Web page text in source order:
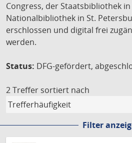
Congress, der Staatsbibliothek
Nationalbibliothek in St.
erschlossen und digital frei
werden.
Status: DFG-gefördert,
2 Treffer sortiert nach
Filter